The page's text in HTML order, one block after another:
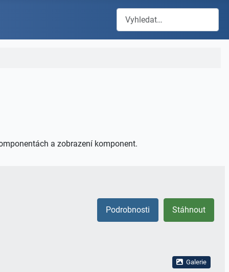
Hledat
a zobrazení komponent.
Stáhnout
Podrobnosti
Galerie